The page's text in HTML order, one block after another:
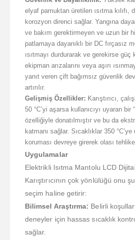
elyaf pamuktan üretilen ısıtma kılıfı,
korozyon direnci sağlar. Yangına
ve bakım gerektirmeyen ve uzun bir
patlamaya dayanıklı bir DC fırçasız
ısıtmayı durdurarak ve gerekirse güç
ekipman arızalarını veya aşırı
yanıt veren çift bağımsız güvenlik
artırılır.
Gelişmiş Özellikler: Karıştırıcı,
50 °C’yi aşarsa kullanıcıyı uyaran bir
özelliğiyle donatılmıştır ve bu da
katmanı sağlar. Sıcaklıklar 350 °C’ye
koruması devreye girerek olası
Uygulamalar
Elektrikli Isıtma Mantolu LCD
Karıştırıcının çok yönlülüğü onu
seçim haline getirir:
Bilimsel Araştırma: Belirli
deneyler için hassas sıcaklık
sağlar.